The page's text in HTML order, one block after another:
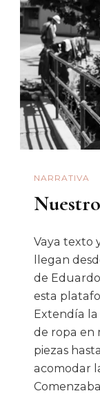
NARRATIVA
Vaya texto
llegan
de
esta
Extendía la
de ropa en
piezas
acomodar